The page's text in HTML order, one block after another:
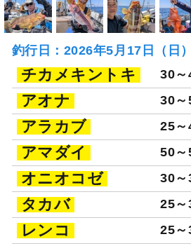
釣行日：2026年5月17日（日
チカメキントキ 30～
アオナ 30～
アラカブ 25～
アマダイ 50～
オニオコゼ 30～
タカバ 25～
レンコ 25～